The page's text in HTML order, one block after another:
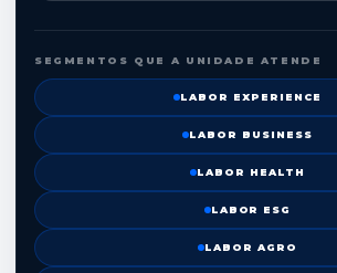
SEGMENTOS QUE A UNIDADE ATENDE
LABOR EXPERIENCE
LABOR BUSINESS
LABOR HEALTH
LABOR ESG
LABOR AGRO